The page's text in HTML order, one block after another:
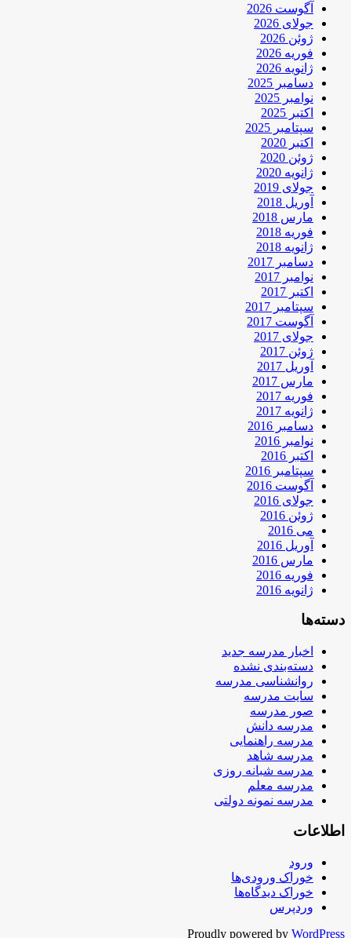
آگوست 2026
جولای 2026
ژوئن 2026
فوریه 2026
ژانویه 2026
دسامبر 2025
نوامبر 2025
اکتبر 2025
سپتامبر 2025
اکتبر 2020
ژوئن 2020
ژانویه 2020
جولای 2019
آوریل 2018
مارس 2018
فوریه 2018
ژانویه 2018
دسامبر 2017
نوامبر 2017
اکتبر 2017
سپتامبر 2017
آگوست 2017
جولای 2017
ژوئن 2017
آوریل 2017
مارس 2017
فوریه 2017
ژانویه 2017
دسامبر 2016
نوامبر 2016
اکتبر 2016
سپتامبر 2016
آگوست 2016
جولای 2016
ژوئن 2016
می 2016
آوریل 2016
مارس 2016
فوریه 2016
ژانویه 2016
دسته‌ها
اخبار مدرسه جدید
دسته‌بندی نشده
روانشناسی مدرسه
سایت مدرسه
صور مدرسه
مدرسه دانش
مدرسه راهنمایی
مدرسه شاهد
مدرسه شبانه روزی
مدرسه معلم
مدرسه نمونه دولتی
اطلاعات
ورود
خوراک ورودی‌ها
خوراک دیدگاه‌ها
وردپرس
Proudly powered by WordPress